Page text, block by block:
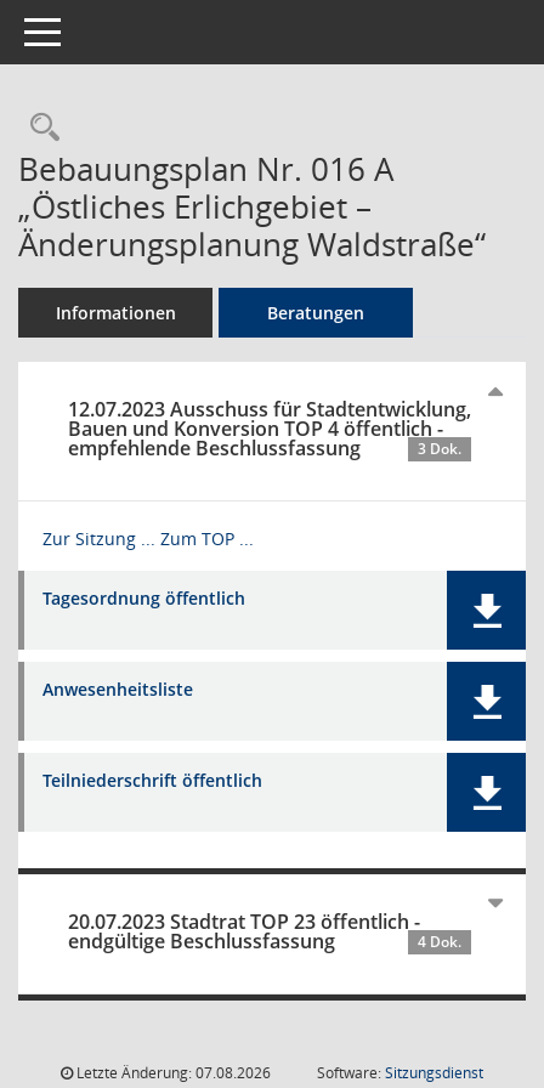
Toggle navigation
Rechercheauswahl
Bebauungsplan Nr. 016 A
„Östliches Erlichgebiet –
Änderungsplanung Waldstraße“
Informationen Beratungen
12.07.2023 Ausschuss für Stadtentwicklung,
Bauen und Konversion TOP 4 öffentlich -
empfehlende Beschlussfassung 3 Dok.
Zur Sitzung ... Zum TOP ...
Tagesordnung öffentlich
Anwesenheitsliste
Teilniederschrift öffentlich
20.07.2023 Stadtrat TOP 23 öffentlich -
endgültige Beschlussfassung 4 Dok.
Letzte Änderung: 07.08.2026
Software:Sitzungsdienst